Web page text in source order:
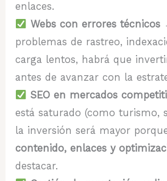
enlaces.
Webs con errores técnicos
problemas de rastreo,
carga lentos, habrá que
antes de avanzar con la
SEO en mercados
está saturado (como turismo,
la inversión será mayor
contenido, enlaces y
destacar.